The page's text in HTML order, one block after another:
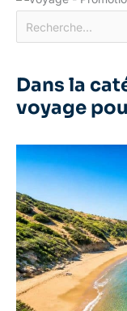
Dans la
voyage